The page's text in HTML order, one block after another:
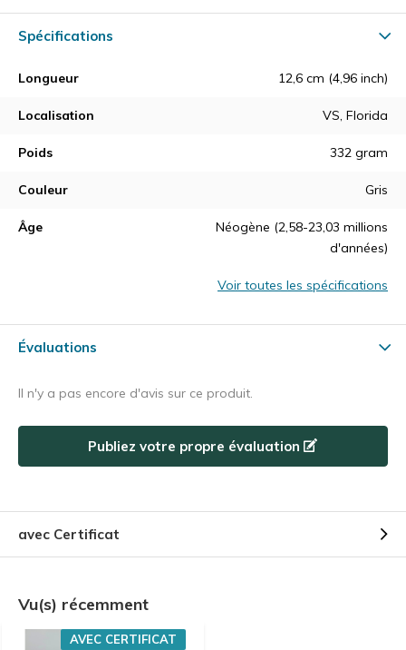
Spécifications
Longueur 12,6 cm (4,96 inch)
Localisation VS, Florida
Poids 332 gram
Couleur Gris
Âge
Néogène (2,58-23,03 millions
d'années)
Voir toutes les spécifications
Évaluations
Il n'y a pas encore d'avis sur ce produit.
Publiez votre propre évaluation
avec Certificat
Vu(s) récemment
AVEC CERTIFICAT